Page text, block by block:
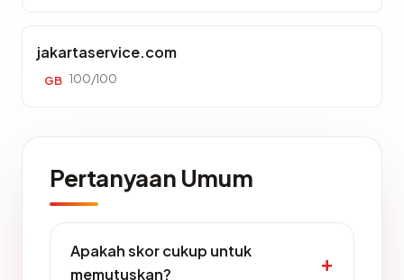
jakartaservice.com
GB 100/100
Pertanyaan Umum
Apakah skor cukup untuk
memutuskan?